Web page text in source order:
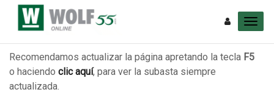
Recomendamos actualizar la página apretando la tecla F5
o haciendo clic aquí, para ver la subasta siempre
actualizada.